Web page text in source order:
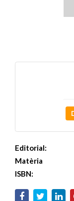
Editorial:
Matèria
ISBN: